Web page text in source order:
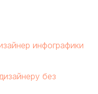
инфографики
без